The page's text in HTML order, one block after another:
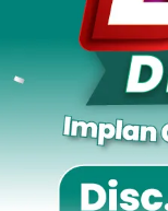
Articles